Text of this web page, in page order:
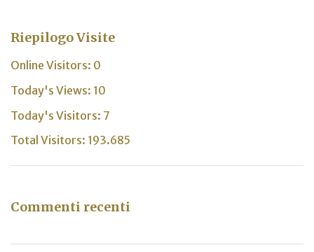
Riepilogo Visite
Online Visitors: 0
Today's Views: 10
Today's Visitors: 7
Total Visitors: 193.685
Commenti recenti